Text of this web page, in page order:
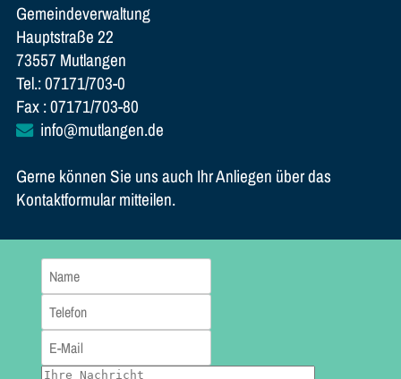
Gemeindeverwaltung
Hauptstraße 22
73557 Mutlangen
Tel.: 07171/703-0
Fax : 07171/703-80
info@mutlangen.de
Gerne können Sie uns auch Ihr Anliegen über das
Kontaktformular mitteilen.